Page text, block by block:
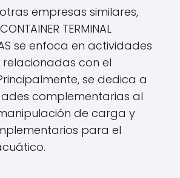
empresas similares,
TERMINAL
se enfoca en actividades
con el
se dedica a
complementarias al
de carga y
para el